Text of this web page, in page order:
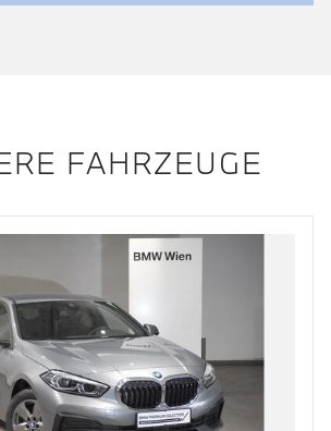
FAHRZEUGE